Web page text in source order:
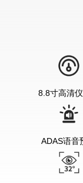
8.8寸高清
ADAS语音